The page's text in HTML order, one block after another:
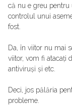
că nu e greu pentru
controlul unui
fost.
Da, în viitor nu mai
viitor, vom fi atacați
antiviruși și etc.
Deci, jos pălăria
probleme.